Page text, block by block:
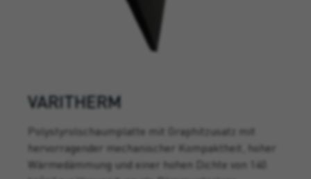
VARITHERM
Polystyrolschaumplatte mit Graphitzusatz mit
hervorragender mechanischer Kompaktheit, hoher
Wärmedämmung und einer hohen Dichte von 140